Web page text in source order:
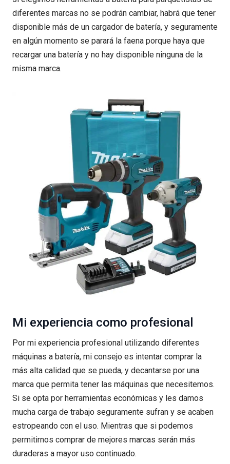
diferentes marcas no se podrán cambiar, habrá que tener
disponible más de un cargador de batería, y seguramente
en algún momento se parará la faena porque haya que
recargar una batería y no hay disponible ninguna de la
misma marca.
Mi experiencia como profesional
Por mi experiencia profesional utilizando diferentes
máquinas a batería, mi consejo es intentar comprar la
más alta calidad que se pueda, y decantarse por una
marca que permita tener las máquinas que necesitemos.
Si se opta por herramientas económicas y les damos
mucha carga de trabajo seguramente sufran y se acaben
estropeando con el uso. Mientras que si podemos
permitirnos comprar de mejores marcas serán más
duraderas a mayor uso continuado.